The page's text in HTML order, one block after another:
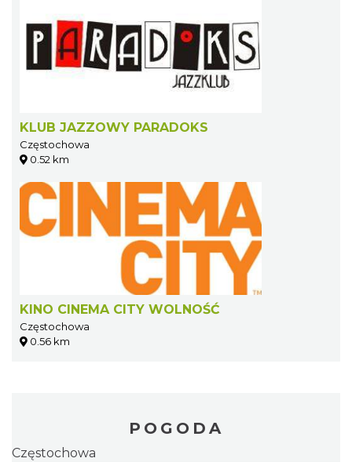
KLUB JAZZOWY PARADOKS
Częstochowa
0.52 km
KINO CINEMA CITY WOLNOŚĆ
Częstochowa
0.56 km
POGODA
Częstochowa